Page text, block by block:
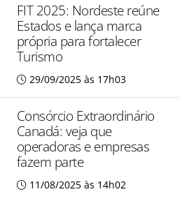
FIT 2025: Nordeste reúne
Estados e lança marca
própria para fortalecer
Turismo
29/09/2025 às 17h03
Consórcio Extraordinário
Canadá: veja que
operadoras e empresas
fazem parte
11/08/2025 às 14h02